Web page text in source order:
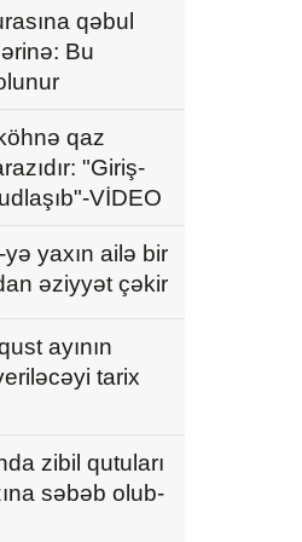
qəbul
Bu
qaz
"Giriş-
VİDEO
yaxın ailə bir
əziyyət çəkir
ayının
tarix
zibil qutuları
səbəb olub-